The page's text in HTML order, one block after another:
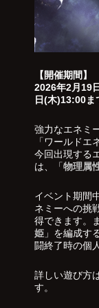
【開催期間】
2026年2月19
日(木)13:00ま
強力なエネミ
「ワールドエ
今回出現する
は、「物理属
イベント期間
ネミーへの挑
得できます。
姫」を編成す
闘終了時の個
詳しい遊び方
す。